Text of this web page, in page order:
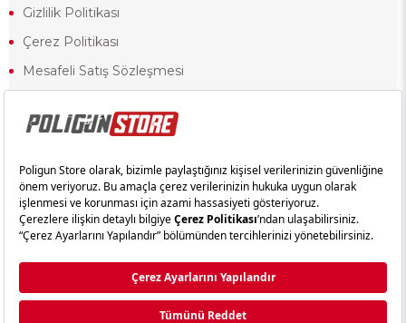
Gizlilik Politikası
Çerez Politikası
Mesafeli Satış Sözleşmesi
Kullanım Koşulları
18 yaşından küçük olduğunuz halde siteye girerseniz ve mesafeli satış
sözleşmesinde yer alan hükümlere ters düşerseniz, yaşla ilgili
kısıtlamalardan dolayı oluşabilecek herhangi bir durumda doğacak yasal
sorumluluk ve yükümlülükler tamamen tarafınıza ait olacak ve cezai
yaptırıma tabi tutulabileceksiniz.
Yasa gereği 18 yaşından küçük olanların sitemizi görüntülemesi ve
sözleşmemimizi okuyabilirsiniz.